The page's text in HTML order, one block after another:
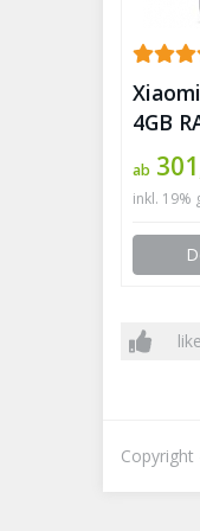
4GB
ab
inkl. 19%